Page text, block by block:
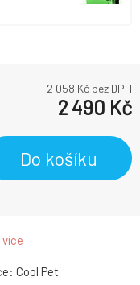
více
2 058 Kč bez DPH
2 490 Kč
Do košíku
Cool Pet